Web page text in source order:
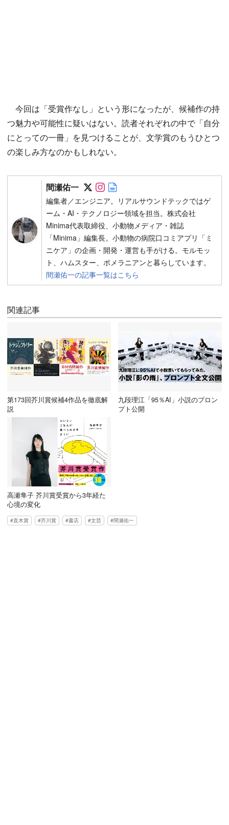
今回は「受賞作なし」という形になったが、候補作の持
つ魅力や可能性に疑いはない。読者それぞれの中で「自分
にとっての一冊」を見つけることが、文学賞のもうひとつ
の楽しみ方なのかもしれない。
間瀬佑一 Follow on SNS
Follow on SNS
編集者／エンジニア。リアルサウンドテックではゲ
ーム・AI・テクノロジー領域を担当。株式会社
Minima代表取締役、小動物メディア・雑誌
「Minima」編集長。小動物の病院口コミアプリ「ミ
ニケア」の企画・開発・運営も手がける。モルモッ
ト、ハムスター、ポメラニアンと暮らしています。
間瀬佑一の記事一覧はこちら
関連記事
第173回芥川賞候補4作品を徹底解
説
九段理江「95％AI」小説のプロン
プト公開
高瀬隼子 芥川賞受賞から3年経た
心境の変化
直木賞 芥川賞 書店 文芸 間瀬佑一